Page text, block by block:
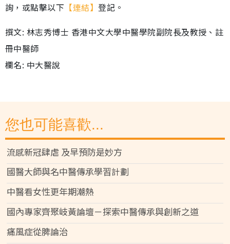
詢，或點擊以下 【連結】登記。
撰文: 林志秀博士 香港中文大學中醫學院副院長及教授、註
冊中醫師
欄名: 中大醫說
您也可能喜歡...
流感新冠肆虐 及早預防是妙方
國醫大師與名中醫傳承學習計劃
中醫看女性更年期潮熱
國內專家齊聚岐黃論壇－探索中醫傳承與創新之道
痛風症從脾論治